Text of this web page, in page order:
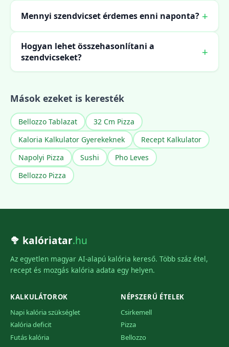
Mennyi szendvicset érdemes enni naponta?
Hogyan lehet összehasonlítani a
szendvicseket?
Mások ezeket is keresték
Bellozzo Tablazat
32 Cm Pizza
Kaloria Kalkulator Gyerekeknek
Recept Kalkulator
Napolyi Pizza
Sushi
Pho Leves
Bellozzo Pizza
🥦 kalóriatar.hu
Az egyetlen magyar AI-alapú kalória kereső. Több száz étel,
recept és mozgás kalória adata egy helyen.
KALKULÁTOROK
Napi kalória szükséglet
Kalória deficit
Futás kalória
NÉPSZERŰ ÉTELEK
Csirkemell
Pizza
Bellozzo